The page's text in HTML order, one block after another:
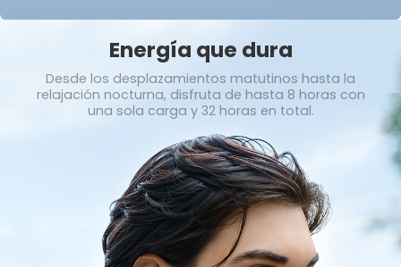
Energía que dura
Desde los desplazamientos matutinos hasta la
relajación nocturna, disfruta de hasta 8 horas con
una sola carga y 32 horas en total.